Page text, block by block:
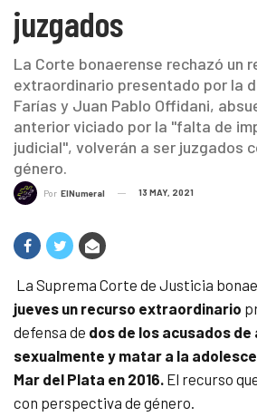
juzgados
La Corte bonaerense rechazó un
extraordinario presentado por la
Farías y Juan Pablo Offidani,
anterior viciado por la "falta de
judicial", volverán a ser juzgados
género.
Por ElNumeral 13 MAY, 2021
La Suprema Corte de Justicia
jueves un recurso extraordinario
defensa de dos de los acusados de
sexualmente y matar a la
Mar del Plata en 2016. El recurso
con perspectiva de género.